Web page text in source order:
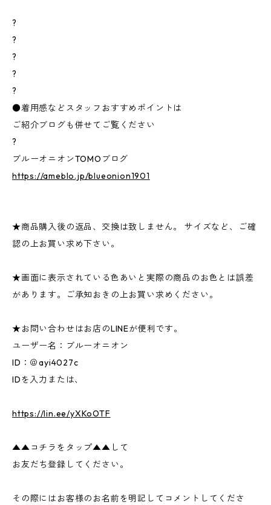
?
?
?
?
?
●着用感などスタッフおすすめポイントは
ご紹介ブログも併せてご覧ください
?
ブルーオニオンTOMOブログ
https://ameblo.jp/blueonion1901
★商品購入後の返品、交換は致しません。 サイズなど、ご確
認の上お買い求め下さい。
★画面に表示されている色あいと実際の商品のお色とは誤差
があります。ご承知おきの上お買い求めください。
★お問い合わせはお店のLINEが便利です。
ユーザー名：ブルーオニオン
ID：＠ayi4027c
IDを入力または、
https://lin.ee/yXKoOTF
▲▲コチラをタップ▲▲して
お友だち登録してください。
その際にはお客様のお名前を明記してコメントしてくださ